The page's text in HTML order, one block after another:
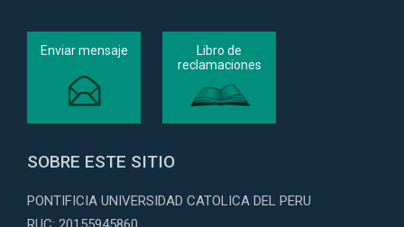
Enviar mensaje
Libro de
reclamaciones
SOBRE ESTE SITIO
PONTIFICIA UNIVERSIDAD CATOLICA DEL PERU